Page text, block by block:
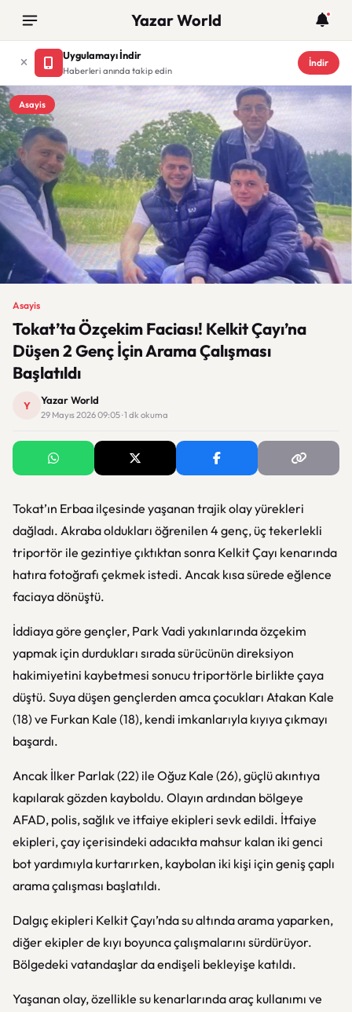
Yazar World
Uygulamayı İndir
Haberleri anında takip edin
İndir
Asayis
Asayis
Tokat’ta Özçekim Faciası! Kelkit Çayı’na
Düşen 2 Genç İçin Arama Çalışması
Başlatıldı
Y Yazar World
29 Mayıs 2026 09:05 · 1 dk okuma
Tokat’ın Erbaa ilçesinde yaşanan trajik olay yürekleri
dağladı. Akraba oldukları öğrenilen 4 genç, üç tekerlekli
triportör ile gezintiye çıktıktan sonra Kelkit Çayı kenarında
hatıra fotoğrafı çekmek istedi. Ancak kısa sürede eğlence
faciaya dönüştü.
İddiaya göre gençler, Park Vadi yakınlarında özçekim
yapmak için durdukları sırada sürücünün direksiyon
hakimiyetini kaybetmesi sonucu triportörle birlikte çaya
düştü. Suya düşen gençlerden amca çocukları Atakan Kale
(18) ve Furkan Kale (18), kendi imkanlarıyla kıyıya çıkmayı
başardı.
Ancak İlker Parlak (22) ile Oğuz Kale (26), güçlü akıntıya
kapılarak gözden kayboldu. Olayın ardından bölgeye
AFAD, polis, sağlık ve itfaiye ekipleri sevk edildi. İtfaiye
ekipleri, çay içerisindeki adacıkta mahsur kalan iki genci
bot yardımıyla kurtarırken, kaybolan iki kişi için geniş çaplı
arama çalışması başlatıldı.
Dalgıç ekipleri Kelkit Çayı’nda su altında arama yaparken,
diğer ekipler de kıyı boyunca çalışmalarını sürdürüyor.
Bölgedeki vatandaşlar da endişeli bekleyişe katıldı.
Yaşanan olay, özellikle su kenarlarında araç kullanımı ve